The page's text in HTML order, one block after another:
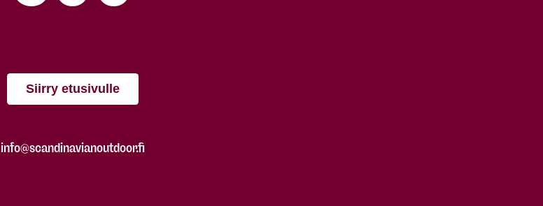
Siirry etusivulle
info@scandinavianoutdoor.fi